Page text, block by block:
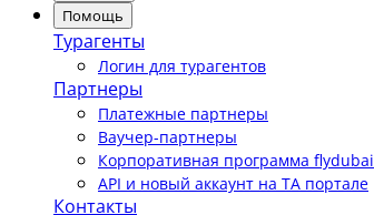
Помощь
Турагенты
Логин для турагентов
Партнеры
Платежные партнеры
Ваучер-партнеры
Корпоративная программа flydubai
API и новый аккаунт на TA портале
Контакты